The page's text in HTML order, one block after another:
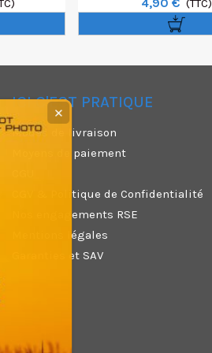
(TTC)
ICI C'EST PRATIQUE
Modes de livraison
Moyens de paiement
CGV & Politique de Confidentialité
Nos engagements RSE
Mentions légales
Garanties et SAV
✕